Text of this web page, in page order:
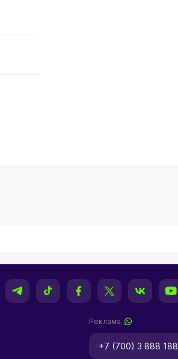
Реклама
+7 (700) 3 888 188